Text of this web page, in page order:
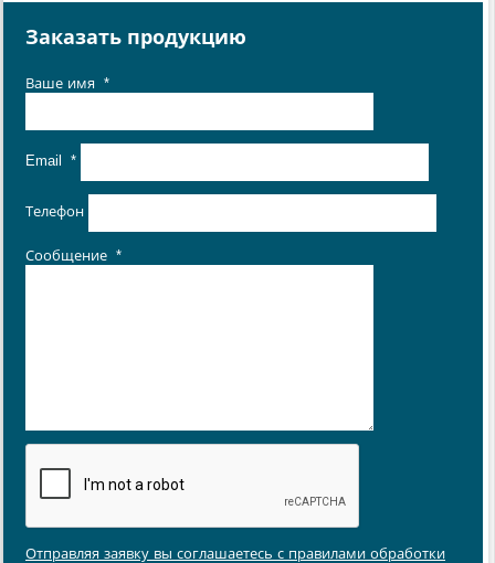
Заказать продукцию
Ваше имя *
Email *
Телефон
Сообщение *
Отправляя заявку вы соглашаетесь с правилами обработки